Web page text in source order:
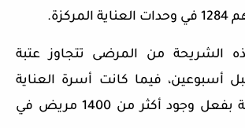
الشريحة من المرضى تتجاوز عتبة
أسبوعين، فيما كانت أسرة العناية
المركزة مشغولة بفعل وجود أكثر من 1400 مريض في